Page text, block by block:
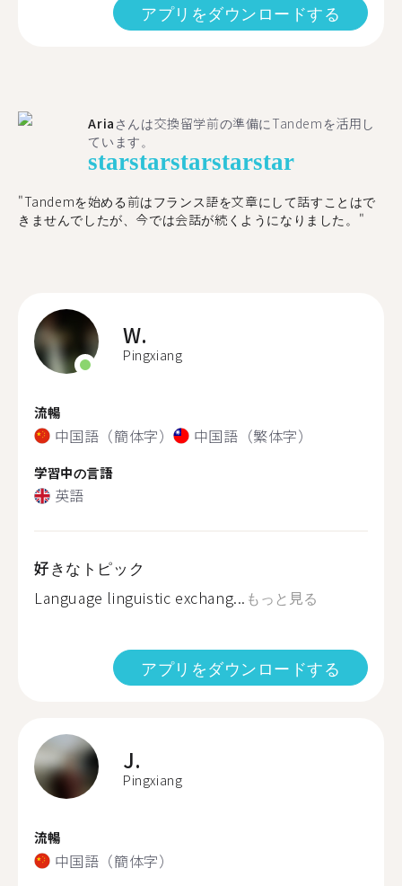
アプリをダウンロードする
Aria さんは交換留学前の準備にTandemを活用し
ています。
starstarstarstarstar
"​​Tandemを始める前はフランス語を文章にして話すことはで
きませんでしたが、今では会話が続くようになりました。"
W.
Pingxiang
流暢
中国語（簡体字） 中国語（繁体字）
学習中の言語
英語
好きなトピック
Language linguistic exchang... もっと見る
アプリをダウンロードする
J.
Pingxiang
流暢
中国語（簡体字）